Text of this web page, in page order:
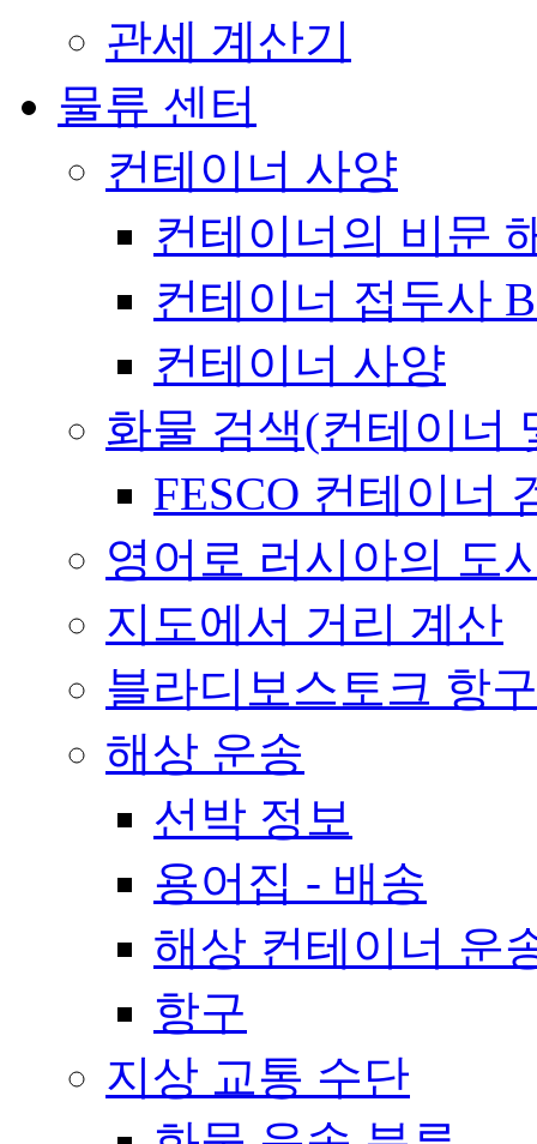
관세 계산기
물류 센터
컨테이너 사양
컨테이너의 비문
컨테이너 접두사
컨테이너 사양
화물 검색(컨테이너
FESCO 컨테이너
영어로 러시아의 도
지도에서 거리 계산
블라디보스토크 항
해상 운송
선박 정보
용어집 - 배송
해상 컨테이너 운
항구
지상 교통 수단